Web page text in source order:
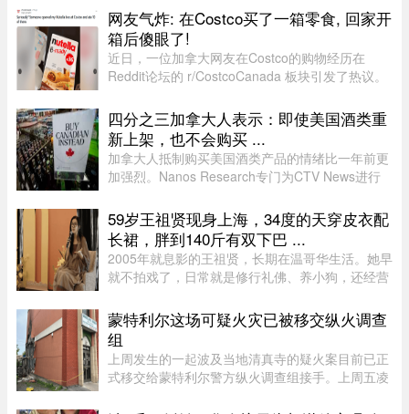
布的分析研究，指出AI市场 ...
网友气炸: 在Costco买了一箱零食, 回家开
箱后傻眼了!
近日，一位加拿大网友在Costco的购物经历在
Reddit论坛的 r/CostcoCanada 板块引发了热议。
果回家一开箱，血压直接飙升——里面的零食居然
凭空消失了近三分之一！图片来 ...
四分之三加拿大人表示：即使美国酒类重
新上架，也不会购买 ...
加拿大人抵制购买美国酒类产品的情绪比一年前更
加强烈。Nanos Research专门为CTV News进行
大人表示，即使美国酒类重新摆上货架，他们也不
太可能购买。 ...
59岁王祖贤现身上海，34度的天穿皮衣配
长裙，胖到140斤有双下巴 ...
2005年就息影的王祖贤，长期在温哥华生活。她早
就不拍戏了，日常就是修行礼佛、养小狗，还经营
活动。8月5日，网友在上海机场偶遇王祖贤。34度
的天气穿着皮衣外套配长裙 ...
蒙特利尔这场可疑火灾已被移交纵火调查
组
上周发生的一起波及当地清真寺的疑火案目前已正
式移交给蒙特利尔警方纵火调查组接手。上周五凌